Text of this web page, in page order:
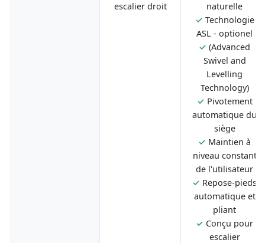
escalier droit
naturelle
✓ Technologie
ASL - optionel
✓ (Advanced
Swivel and
Levelling
Technology)
✓ Pivotement
automatique du
siège
✓ Maintien à
niveau constant
de l'utilisateur
✓ Repose-pieds
automatique et
pliant
✓ Conçu pour
escalier